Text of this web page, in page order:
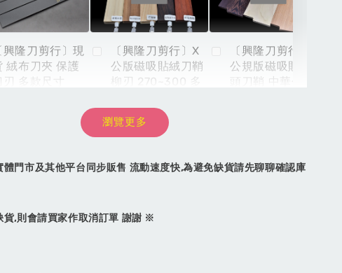
興隆刀剪行〕現
絨布刀夾 保護
刃 多款尺寸
〔興隆刀剪行〕X
公版磁吸貼絨刀鞘
柳刃 270~300 多
NT$ 999
〔興隆刀剪行〕X
公規版磁吸貼絨木
頭刀鞘 中華包丁 6
NT$ 9,999
瀏覽更多
門市及其他平台同步販售 流動速度快,為避免缺貨請先聊聊確認庫
,則會請買家作取消訂單 謝謝 ※